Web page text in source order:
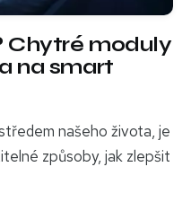
Chytré moduly
na smart
našeho života, je
způsoby, jak zlepšit